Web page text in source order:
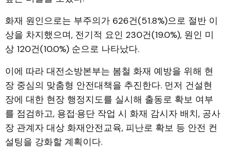
화재 원인으로는 부주의가 626건(51.8%)으로 절반 이
상을 차지했으며, 전기적 요인 230건(19.0%), 원인 미
상 120건(10.0%) 순으로 나타났다.
이에 따라 대전소방본부는 봄철 화재 예방을 위해 현
장 중심의 맞춤형 안전대책을 추진한다. 먼저 건설현
장에 대한 현장 행정지도를 실시해 출동로 확보 여부
를 점검하고, 용접·용단 작업 시 화재 감시자 배치, 공사
장 관계자 대상 화재안전교육, 피난로 확보 등 안전 컨
설팅을 강화할 계획이다.